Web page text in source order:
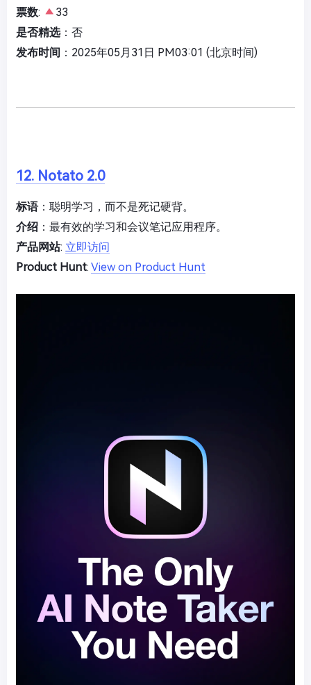
票数:
33
是否精选：否
发布时间 ：2025年05月31日 PM03:01 (北京时间)
12. Notato 2.0
标语：聪明学习，而不是死记硬背。
介绍 ：最有效的学习和会议笔记应用程序。
产品网站: 立即访问
Product Hunt: View on Product Hunt